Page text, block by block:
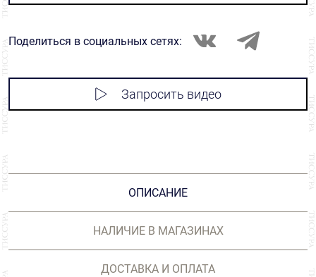
Поделиться в социальных сетях:
Запросить видео
ОПИСАНИЕ
НАЛИЧИЕ В МАГАЗИНАХ
ДОСТАВКА И ОПЛАТА